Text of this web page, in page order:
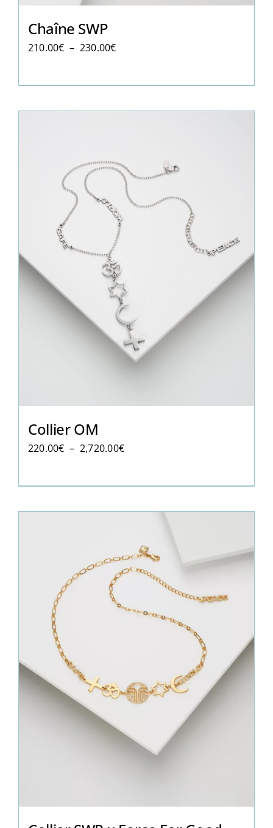
Chaîne SWP
210.00€ – 230.00€Plage
à
Collier OM
220.00€ – 2,720.00€Plage
à